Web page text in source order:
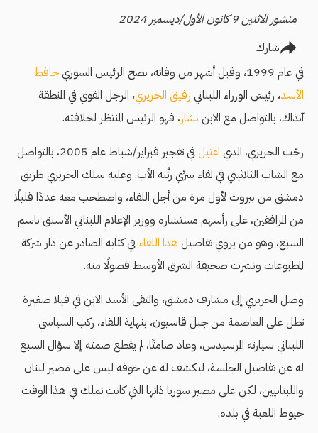
منشور الاثنين 9 كانون الأول/ديسمبر 2024
شارك
في عام 1999، وقبل أشهر من وفاته، نصح الرئيس السوري
حافظ
الأسد، رئيسَ الوزراء اللبناني رفيق الحريري، الرجل القوي في المنطقة
آنذاك، بالتواصل مع الابن بشار، فهو الرئيس المنتظر لخلافته.
رحّب الحريري، الذي اغتيل
في تفجير فبراير/شباط عام 2005، بالتواصل
مع الشاب الثلاثيني في لقاء سرِّي رتَّبه الأب. وعليه سلك الحريري طريق
دمشق من بيروت لأول مرة من أجل اللقاء، واصطحب معه عددًا قليلًا
من المرافقين، على رأسهم مستشاره ووزير الإعلام اللبناني الأسبق باسم
السبع، وهو من يروي تفاصيل هذا اللقاء في كتابه الصادر عن دار شركة
المطبوعات ونشرت صحيفة الشرق الأوسط فصولًا منه.
وصل الحريري إلى مشارف دمشق، والتقى الأسد الابن في فيلا صغيرة
تطل على العاصمة من جبل قاسيون، بنهاية اللقاء، ركب السياسي
اللبناني سيارته المرسيدس، وعاد صامتًا، لم يقطع صمته إلا سؤال السبع
له عن تفاصيل الجلسة، ليكشف له عن خوفه ليس على مصير لبنان
واللبنانيين، لكن على مصير سوريا ذاتها التي كانت تملك في هذا الوقت
خيوط اللعبة في بلده.